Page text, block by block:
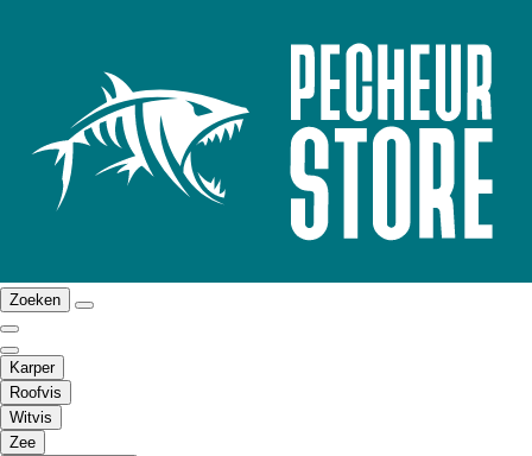
Zoeken
Karper
Roofvis
Witvis
Zee